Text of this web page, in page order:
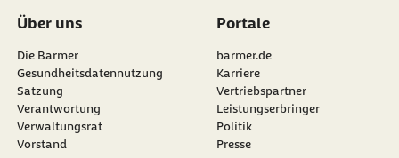
Über uns
Die Barmer
Gesundheitsdatennutzung
Satzung
Verantwortung
Verwaltungsrat
Vorstand
Portale
barmer.de
Karriere
Vertriebspartner
Leistungserbringer
Politik
Presse